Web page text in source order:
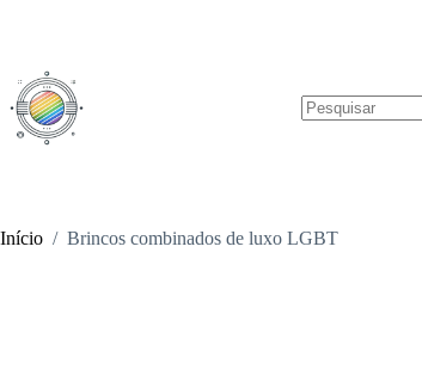
conteúdo
Início / Brincos combinados de luxo LGBT